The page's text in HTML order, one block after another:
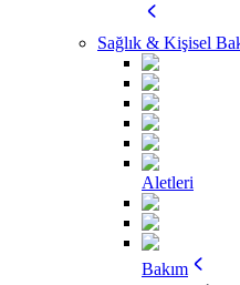
Sağlık & Kişisel
Aletleri
Bakım